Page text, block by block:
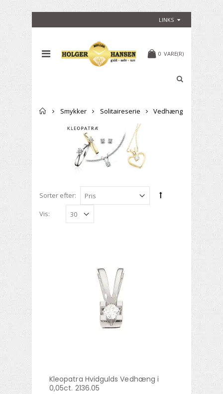
LINKS
0 VARE(R)
Forside
Smykker Solitaireserie Vedhæng
Sorter efter:
Vis:
Kleopatra Hvidgulds Vedhæng i
0,05ct. 2136.05